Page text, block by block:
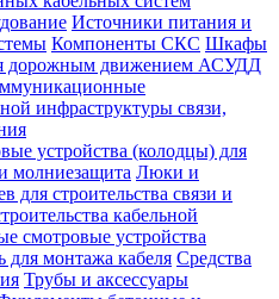
Источники питания и
Компоненты СКС Шкафы
дорожным движением АСУДД
инфраструктуры связи,
устройства (колодцы) для
молниезащита Люки и
для строительства связи и
кабельной
смотровые устройства
монтажа кабеля Средства
Трубы и аксессуары